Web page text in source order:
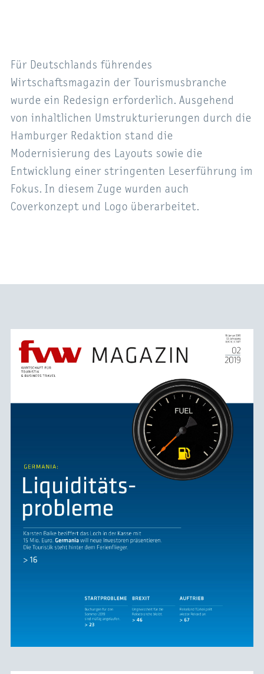
Für Deutschlands führendes
Wirtschaftsmagazin der Tourismusbranche
wurde ein Redesign erforderlich. Ausgehend
von inhaltlichen Umstrukturierungen durch die
Hamburger Redaktion stand die
Modernisierung des Layouts sowie die
Entwicklung einer stringenten Leserführung im
Fokus. In diesem Zuge wurden auch
Coverkonzept und Logo überarbeitet.